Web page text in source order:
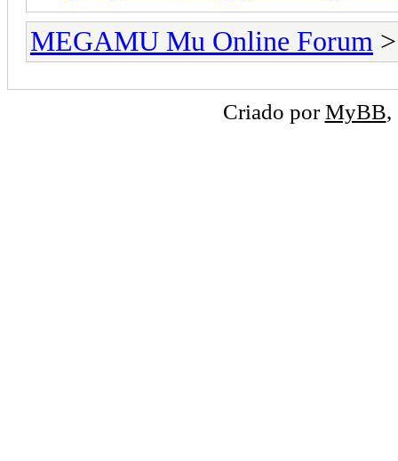
MEGAMU Mu Online Forum
Criado porMyBB,